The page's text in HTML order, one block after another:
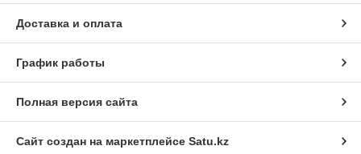
Доставка и оплата
График работы
Полная версия сайта
Сайт создан на маркетплейсе Satu.kz